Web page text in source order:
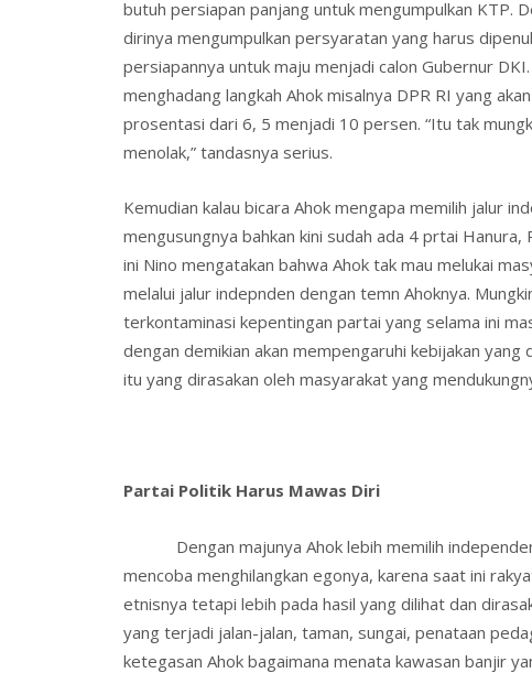
butuh persiapan panjang untuk mengumpulkan KTP.
dirinya mengumpulkan persyaratan yang harus
persiapannya untuk maju menjadi calon Gubernur
menghadang langkah Ahok misalnya DPR RI yang
prosentasi dari 6, 5 menjadi 10 persen. “Itu tak
menolak,” tandasnya serius.
Kemudian kalau bicara Ahok mengapa memilih jalur
mengusungnya bahkan kini sudah ada 4 prtai
ini Nino mengatakan bahwa Ahok tak mau melukai
melalui jalur indepnden dengan temn Ahoknya.
terkontaminasi kepentingan partai yang selama ini
dengan demikian akan mempengaruhi kebijakan yang
itu yang dirasakan oleh masyarakat yang
Partai Politik Harus Mawas Diri
Dengan majunya Ahok lebih memilih
mencoba menghilangkan egonya, karena saat ini
etnisnya tetapi lebih pada hasil yang dilihat dan
yang terjadi jalan-jalan, taman, sungai, penataan
ketegasan Ahok bagaimana menata kawasan banjir